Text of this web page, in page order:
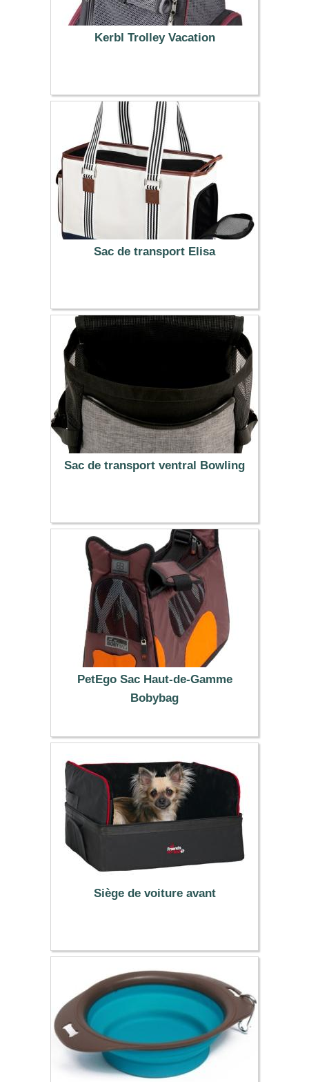
Kerbl Trolley Vacation
39.99 €
Sac de transport Elisa
29.99 €
Sac de transport ventral Bowling
41.95 €
PetEgo Sac Haut-de-Gamme
Bobybag
119.99 €
Siège de voiture avant
42.99 €